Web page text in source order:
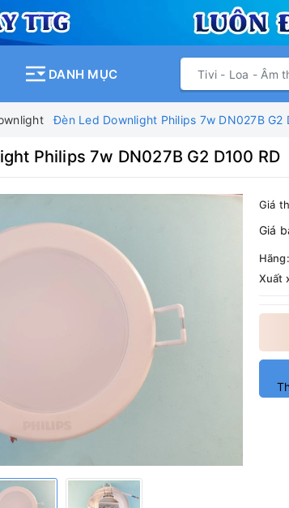
DANH MỤC
Đèn Led Downlight Philips 7w DN027B G2
Philips 7w DN027B G2 D100 RD
Giá
Giá
Hãng:
Xuất